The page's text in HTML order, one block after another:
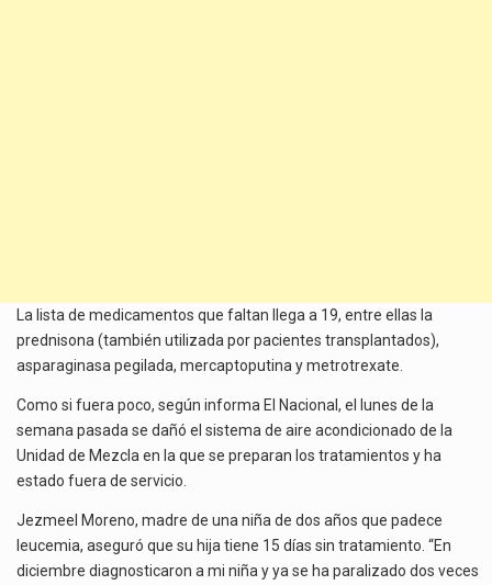
La lista de medicamentos que faltan llega a 19, entre ellas la
prednisona (también utilizada por pacientes transplantados),
asparaginasa pegilada, mercaptoputina y metrotrexate.
Como si fuera poco, según informa El Nacional, el lunes de la
semana pasada se dañó el sistema de aire acondicionado de la
Unidad de Mezcla en la que se preparan los tratamientos y ha
estado fuera de servicio.
Jezmeel Moreno, madre de una niña de dos años que padece
leucemia, aseguró que su hija tiene 15 días sin tratamiento. “En
diciembre diagnosticaron a mi niña y ya se ha paralizado dos veces